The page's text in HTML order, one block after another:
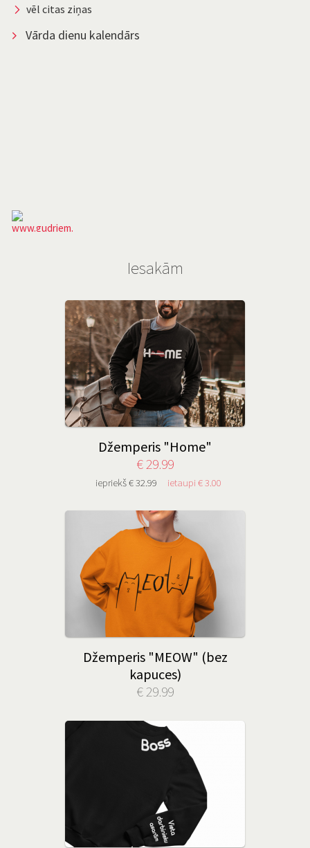
vēl citas ziņas
Vārda dienu kalendārs
Iesakām
Džemperis "Home"
€ 29.99
iepriekš € 32.99 ietaupi € 3.00
Džemperis "MEOW" (bez
kapuces)
€ 29.99